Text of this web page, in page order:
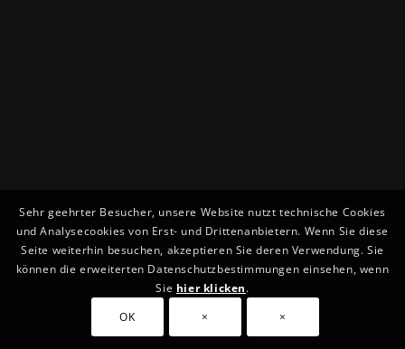
Sehr geehrter Besucher, unsere Website nutzt technische Cookies
und Analysecookies von Erst- und Drittenanbietern. Wenn Sie diese
Seite weiterhin besuchen, akzeptieren Sie deren Verwendung. Sie
können die erweiterten Datenschutzbestimmungen einsehen, wenn
Sie hier klicken.
OK
× ×